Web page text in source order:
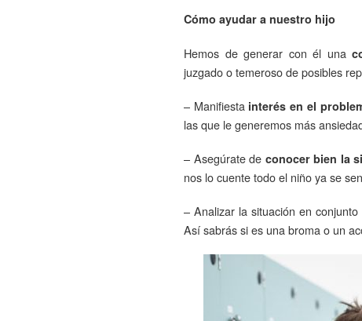
Cómo ayudar a nuestro hijo
Hemos de generar con él una
juzgado o temeroso de posibles
– Manifiesta interés en el
las que le generemos más
– Asegúrate de conocer bien la
nos lo cuente todo el niño ya se
– Analizar la situación en
Así sabrás si es una broma o un